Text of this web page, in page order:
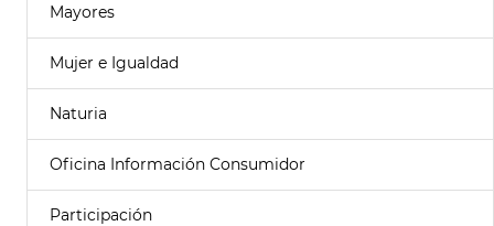
Mayores
Mujer e Igualdad
Naturia
Oficina Información Consumidor
Participación